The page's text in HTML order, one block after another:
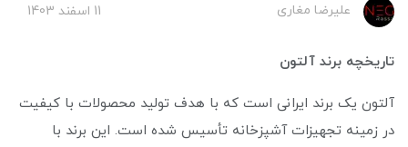
علیرضا مغاری 11 اسفند 1403
تاریخچه برند آلتون
آلتون یک برند ایرانی است که با هدف تولید محصولات با کیفیت
در زمینه تجهیزات آشپزخانه تأسیس شده است. این برند با